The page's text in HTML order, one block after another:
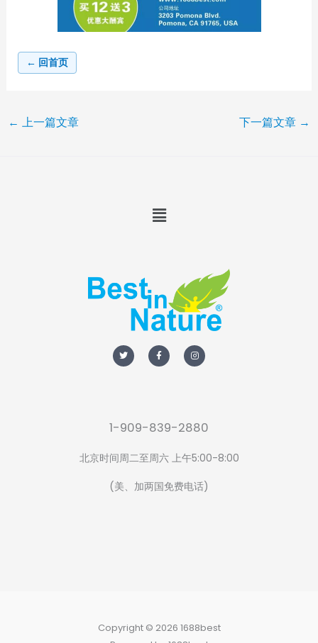
← 回首页
← 上一篇文章 下一篇文章 →
Menu
w
i
t
a
c
e
n
s
t
1-909-839-2880
北京时间周二至周六 上午5:00-8:00
(美、加两国免费电话)
Copyright © 2026 1688best